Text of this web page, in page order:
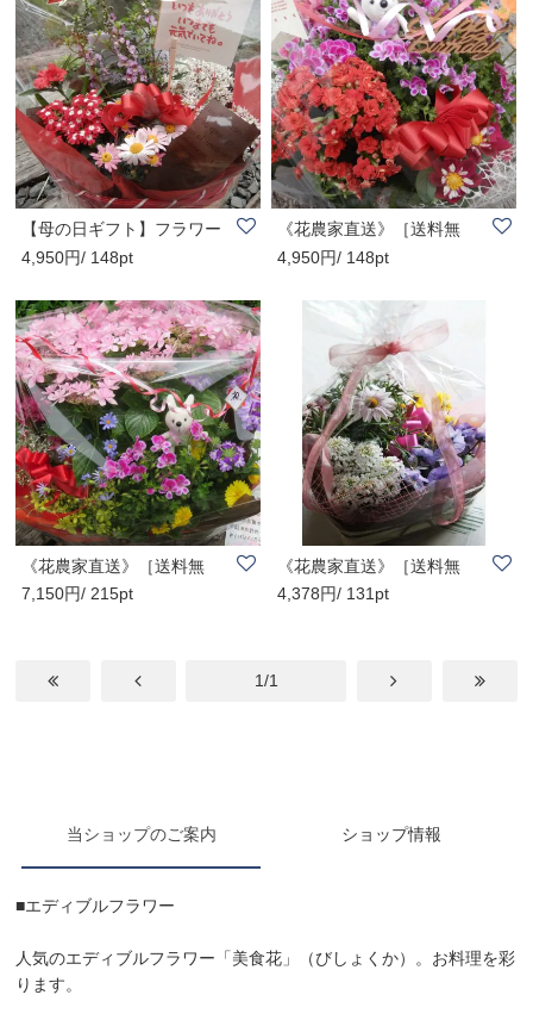
【母の日ギフト】フラワー
バスケット《中..
4,950円/ 148pt
《花農家直送》［送料無
料］千華園「フラ..
4,950円/ 148pt
《花農家直送》［送料無
料］千華園「フラ..
7,150円/ 215pt
《花農家直送》［送料無
料］千華園「フラ..
4,378円/ 131pt
1/1
当ショップのご案内 ショップ情報
■エディブルフラワー
人気のエディブルフラワー「美食花」（びしょくか）。お料理を彩
ります。